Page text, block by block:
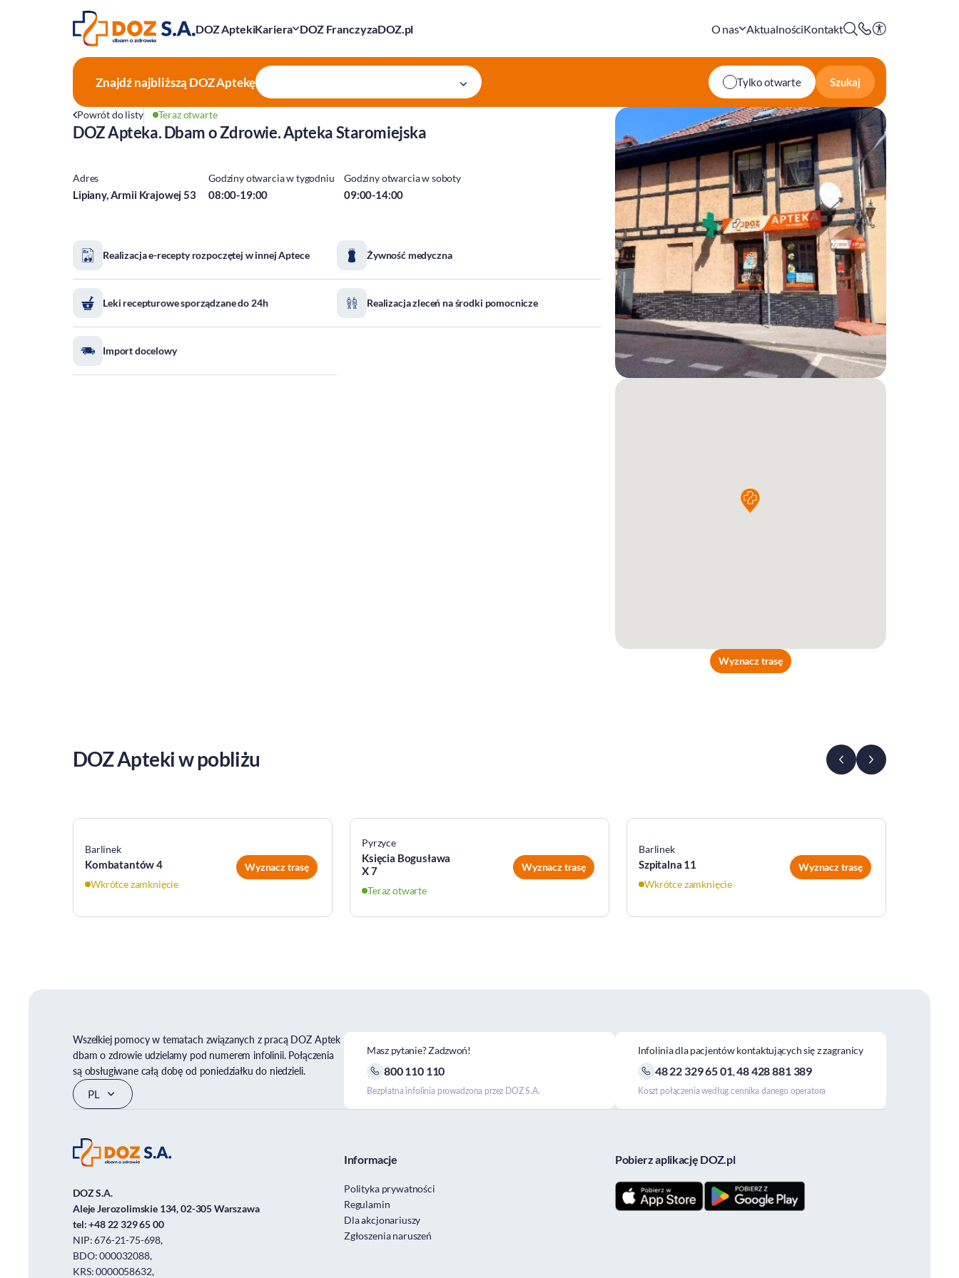
DOZ AptekiKariera DOZ FranczyzaDOZ.pl O nas AktualnościKontakt
Znajdź najbliższą DOZ Aptekę Tylko otwarte Szukaj
Powrót do listy Teraz otwarte
DOZ Apteka. Dbam o Zdrowie. Apteka Staromiejska
Adres
Lipiany, Armii Krajowej 53
Godziny otwarcia w tygodniu
08:00-19:00
Godziny otwarcia w soboty
09:00-14:00
Realizacja e-recepty rozpoczętej w innej Aptece Żywność medyczna
Leki recepturowe sporządzane do 24h Realizacja zleceń na środki pomocnicze
Import docelowy
Wyznacz trasę
DOZ Apteki w pobliżu
Barlinek
Kombatantów 4
Wkrótce zamknięcie
Wyznacz trasę
Pyrzyce
Księcia Bogusława
X 7
Teraz otwarte
Wyznacz trasę
Barlinek
Szpitalna 11
Wkrótce zamknięcie
Wyznacz trasę
Wszelkiej pomocy w tematach związanych z pracą DOZ Aptek
dbam o zdrowie udzielamy pod numerem infolinii. Połączenia
są obsługiwane całą dobę od poniedziałku do niedzieli.
Masz pytanie? Zadzwoń!
800 110 110
Bezpłatna infolinia prowadzona przez DOZ S.A.
Infolinia dla pacjentów kontaktujących się z zagranicy
48 22 329 65 01,48 428 881 389
Koszt połączenia według cennika danego operatora
DOZ S.A.
Aleje Jerozolimskie 134, 02-305 Warszawa
tel:+48 22 329 65 00
NIP: 676-21-75-698,
BDO: 000032088,
KRS: 0000058632,
Informacje
Polityka prywatności
Regulamin
Dla akcjonariuszy
Zgłoszenia naruszeń
Pobierz aplikację DOZ.pl